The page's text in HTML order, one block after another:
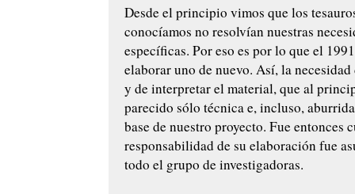
Desde el principio vimos que los
conocíamos no resolvían nuestras
específicas. Por eso es por lo que el
elaborar uno de nuevo. Así, la
y de interpretar el material, que al
parecido sólo técnica e, incluso,
base de nuestro proyecto. Fue entonces
responsabilidad de su elaboración fue
todo el grupo de investigadoras.